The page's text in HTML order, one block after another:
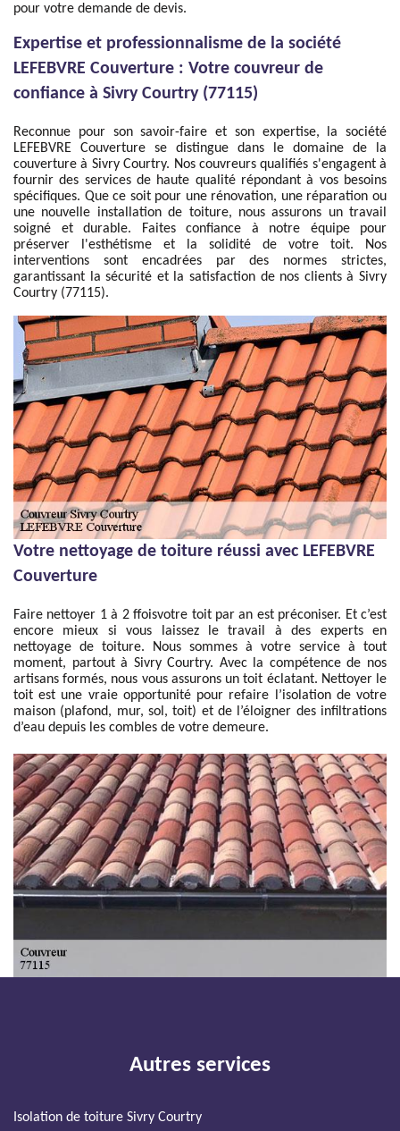
pour votre demande de devis.
Expertise et professionnalisme de la société
LEFEBVRE Couverture : Votre couvreur de
confiance à Sivry Courtry (77115)
Reconnue pour son savoir-faire et son expertise, la société
LEFEBVRE Couverture se distingue dans le domaine de la
couverture à Sivry Courtry. Nos couvreurs qualifiés s'engagent à
fournir des services de haute qualité répondant à vos besoins
spécifiques. Que ce soit pour une rénovation, une réparation ou
une nouvelle installation de toiture, nous assurons un travail
soigné et durable. Faites confiance à notre équipe pour
préserver l'esthétisme et la solidité de votre toit. Nos
interventions sont encadrées par des normes strictes,
garantissant la sécurité et la satisfaction de nos clients à Sivry
Courtry (77115).
Votre nettoyage de toiture réussi avec LEFEBVRE
Couverture
Faire nettoyer 1 à 2 ffoisvotre toit par an est préconiser. Et c’est
encore mieux si vous laissez le travail à des experts en
nettoyage de toiture. Nous sommes à votre service à tout
moment, partout à Sivry Courtry. Avec la compétence de nos
artisans formés, nous vous assurons un toit éclatant. Nettoyer le
toit est une vraie opportunité pour refaire l’isolation de votre
maison (plafond, mur, sol, toit) et de l’éloigner des infiltrations
d’eau depuis les combles de votre demeure.
Autres services
Isolation de toiture Sivry Courtry